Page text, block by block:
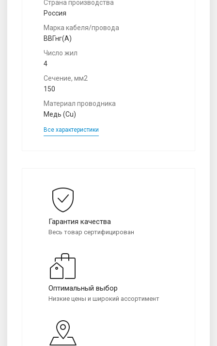
Страна производства
Россия
Марка кабеля/провода
ВВГнг(A)
Число жил
4
Сечение, мм2
150
Материал проводника
Медь (Cu)
Все характеристики
Гарантия качества
Весь товар сертифицирован
Оптимальный выбор
Низкие цены и широкий ассортимент